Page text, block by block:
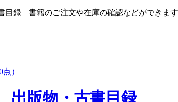
目録：書籍のご注文や在庫の確認などができます
点）